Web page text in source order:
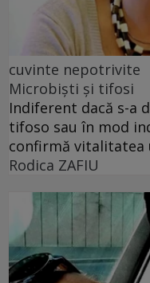
cuvinte nepotrivite
Microbiști și tifosi
Indiferent dacă s-a
tifoso sau în mod
confirmă vitalitatea
Rodica ZAFIU